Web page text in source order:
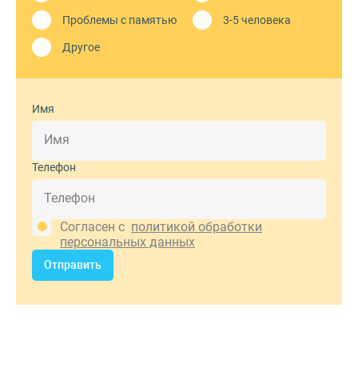
Проблемы с памятью
Другое
3-5 человека
Имя
Телефон
Согласен с политикой обработки
персональных данных
Отправить